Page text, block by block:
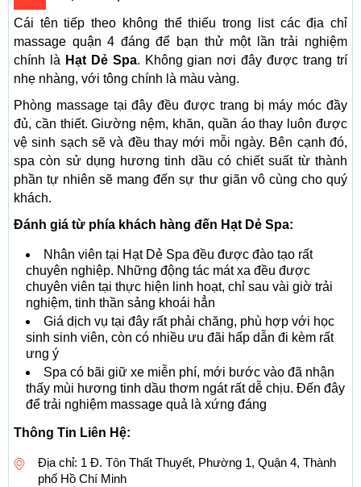
Cái tên tiếp theo không thể thiếu trong list các địa chỉ
massage quận 4 đáng để bạn thử một lần trải nghiệm
chính là Hạt Dẻ Spa. Không gian nơi đây được trang trí
nhẹ nhàng, với tông chính là màu vàng.
Phòng massage tại đây đều được trang bị máy móc đầy
đủ, cần thiết. Giường nệm, khăn, quần áo thay luôn được
vệ sinh sạch sẽ và đều thay mới mỗi ngày. Bên cạnh đó,
spa còn sử dụng hương tinh dầu có chiết suất từ thành
phần tự nhiên sẽ mang đến sự thư giãn vô cùng cho quý
khách.
Đánh giá từ phía khách hàng đến Hạt Dẻ Spa:
Nhân viên tại Hạt Dẻ Spa đều được đào tạo rất
chuyên nghiệp. Những động tác mát xa đều được
chuyên viên tại thực hiện linh hoạt, chỉ sau vài giờ trải
nghiệm, tinh thần sảng khoái hẳn
Giá dịch vụ tại đây rất phải chăng, phù hợp với học
sinh sinh viên, còn có nhiều ưu đãi hấp dẫn đi kèm rất
ưng ý
Spa có bãi giữ xe miễn phí, mới bước vào đã nhận
thấy mùi hương tinh dầu thơm ngát rất dễ chịu. Đến đây
để trải nghiệm massage quả là xứng đáng
Thông Tin Liên Hệ:
Địa chỉ: 1 Đ. Tôn Thất Thuyết, Phường 1, Quận 4, Thành
phố Hồ Chí Minh